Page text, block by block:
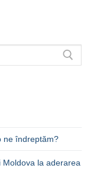
ne îndreptăm?
la aderarea